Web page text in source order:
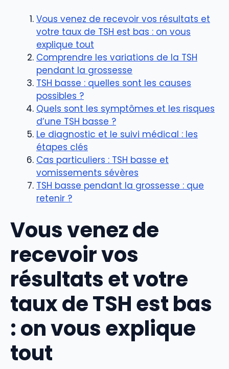
Vous venez de recevoir vos résultats et
votre taux de TSH est bas : on vous
explique tout
Comprendre les variations de la TSH
pendant la grossesse
TSH basse : quelles sont les causes
possibles ?
Quels sont les symptômes et les risques
d’une TSH basse ?
Le diagnostic et le suivi médical : les
étapes clés
Cas particuliers : TSH basse et
vomissements sévères
TSH basse pendant la grossesse : que
retenir ?
Vous venez de
recevoir vos
résultats et votre
taux de TSH est bas
: on vous explique
tout